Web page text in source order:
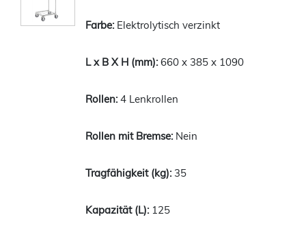
Elektrolytisch verzinkt
660 x 385 x 1090
4 Lenkrollen
Nein
35
125